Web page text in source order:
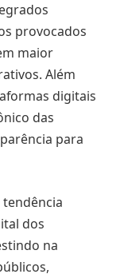
provocados
maior
Além
digitais
das
para
tendência
dos
na